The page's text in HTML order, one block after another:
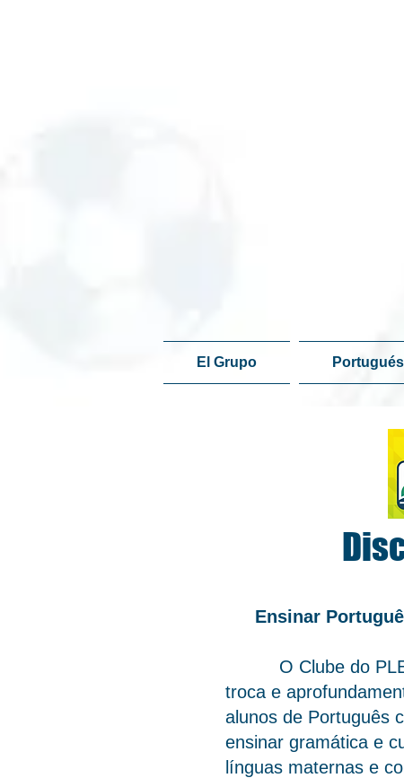
El Grupo
Ensinar
O Clube do PLE:
troca e
alunos de Português
ensinar gramática e
línguas maternas e